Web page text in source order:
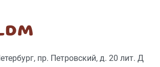
пр. Петровский, д. 20 лит. Д